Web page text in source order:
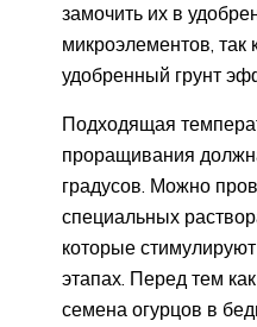
замочить их в
микроэлементов, так
удобренный грунт
Подходящая
проращивания
градусов. Можно
специальных
которые
этапах. Перед тем
семена огурцов в